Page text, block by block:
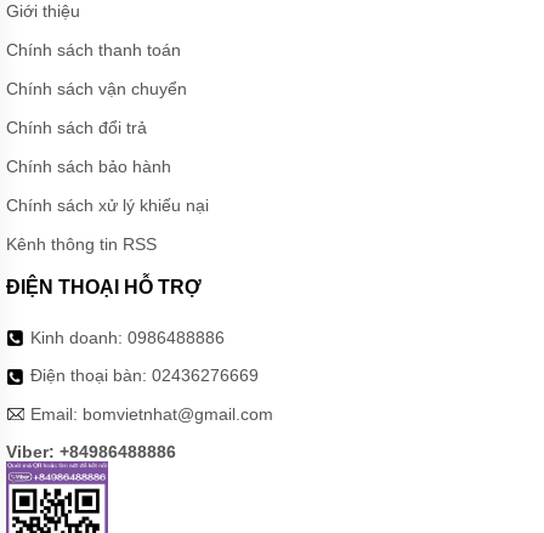
KHUẤY
BÙN
MÁY
BƠM
CHÌM
HÚT
BÙN
ĐẶC
MÁY
CHÌM
KHỬ
BƠM
KHÁNG
HÓA
CHẤT
MÁY
BƠM
Giới thiệu
Chính sách thanh toán
Chính sách vận chuyển
Chính sách đổi trả
Chính sách bảo hành
Chính sách xử lý khiếu nại
Kênh thông tin RSS
ĐIỆN THOẠI HỖ TRỢ
Kinh doanh: 0986488886
Điện thoại bàn: 02436276669
Email: bomvietnhat@gmail.com
Viber: +84986488886